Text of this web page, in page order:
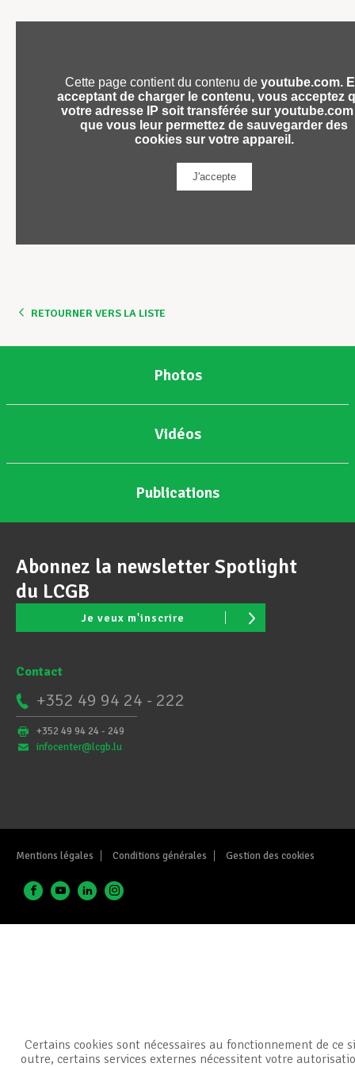
RETOURNER VERS LA LISTE
Photos
Vidéos
Publications
Abonnez la newsletter Spotlight
du LCGB
Je veux m'inscrire
Contact
+352 49 94 24 - 222
+352 49 94 24 - 249
infocenter@lcgb.lu
Mentions légales Conditions générales Gestion des cookies
Certains cookies sont nécessaires au fonctionnement de ce
outre, certains services externes nécessitent votre